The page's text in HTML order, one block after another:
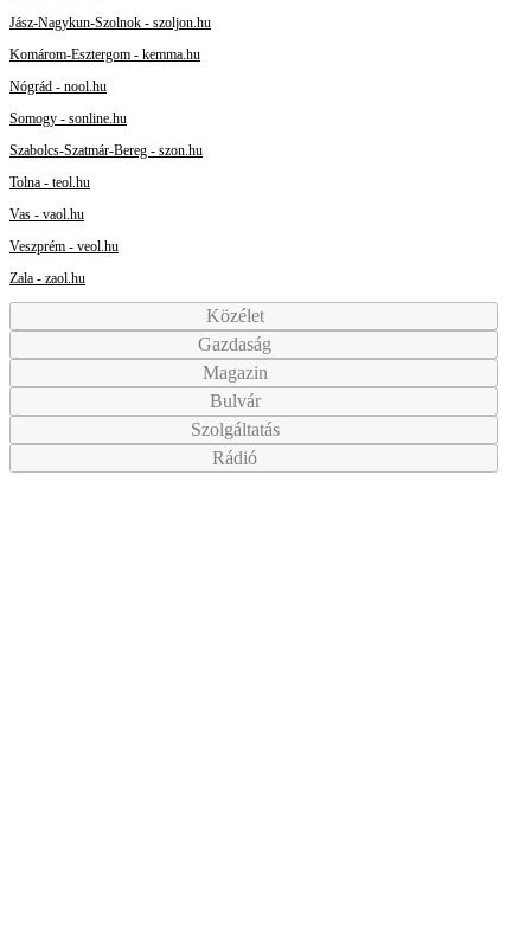
Jász-Nagykun-Szolnok - szoljon.hu
Komárom-Esztergom - kemma.hu
Nógrád - nool.hu
Somogy - sonline.hu
Szabolcs-Szatmár-Bereg - szon.hu
Tolna - teol.hu
Vas - vaol.hu
Veszprém - veol.hu
Zala - zaol.hu
Közélet
Gazdaság
Magazin
Bulvár
Szolgáltatás
Rádió